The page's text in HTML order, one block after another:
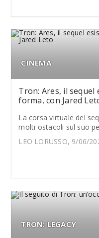
CINEMA
Tron: Ares, il sequel
forma, con Jared
La corsa virtuale del
molti ostacoli sul suo
LEO LORUSSO, 9/06/
TRON: LEGACY